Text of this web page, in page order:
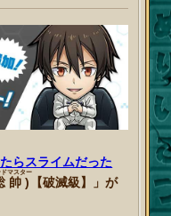
らスライムだった
帥)
ドマスター
【破滅級】」が